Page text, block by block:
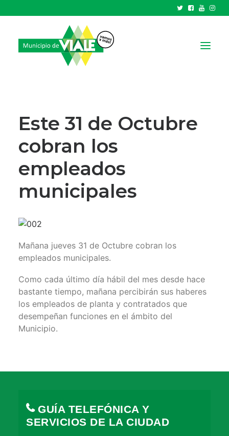
HCD
TRÁMITES Y SERVICIOS
CIUDAD
PARQUE INDUSTRIAL
Este 31 de Octubre
cobran los
empleados
municipales
Mañana jueves 31 de Octubre cobran los
empleados municipales.
Como cada último día hábil del mes desde hace
bastante tiempo, mañana percibirán sus haberes
los empleados de planta y contratados que
desempeñan funciones en el ámbito del
Municipio.
GUÍA TELEFÓNICA Y
SERVICIOS DE LA CIUDAD